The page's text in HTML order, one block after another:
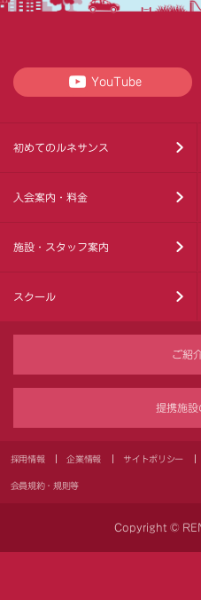
YouTube
初めてのルネサンス
入会案内・料金
施設・スタッフ案内
スクール
ご紹
提携施設
採用情報 企業情報 サイトポリシー
会員規約・規則等
Copyright ©